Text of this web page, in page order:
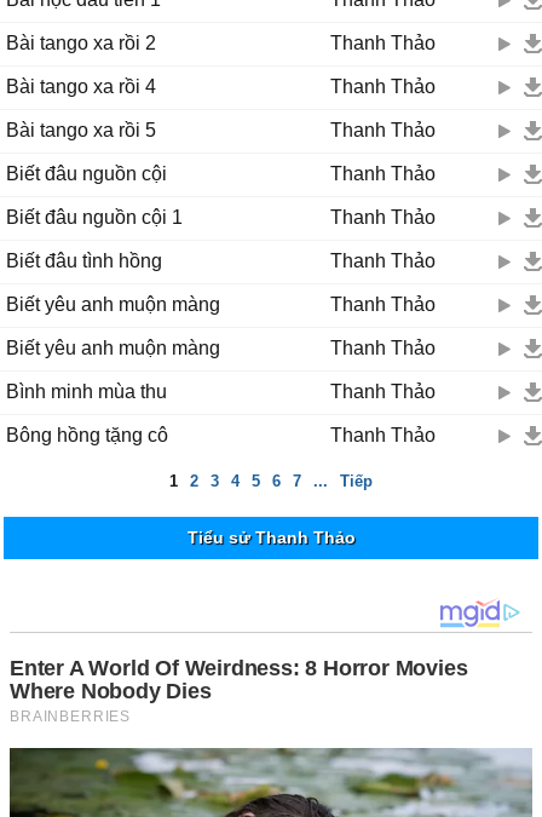
Bài tango xa rồi 2 Thanh Thảo
Bài tango xa rồi 4 Thanh Thảo
Bài tango xa rồi 5 Thanh Thảo
Biết đâu nguồn cội Thanh Thảo
Biết đâu nguồn cội 1 Thanh Thảo
Biết đâu tình hồng Thanh Thảo
Biết yêu anh muộn màng Thanh Thảo
Biết yêu anh muộn màng Thanh Thảo
Bình minh mùa thu Thanh Thảo
Bông hồng tặng cô Thanh Thảo
1 2 3 4 5 6 7 ... Tiếp
Tiểu sử Thanh Thảo